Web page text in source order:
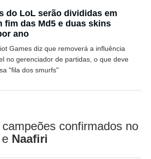
do LoL serão divididas em
fim das Md5 e duas skins
ano
Games diz que removerá a influência
no gerenciador de partidas, o que deve
"fila dos smurfs"
confirmados no
e Naafiri